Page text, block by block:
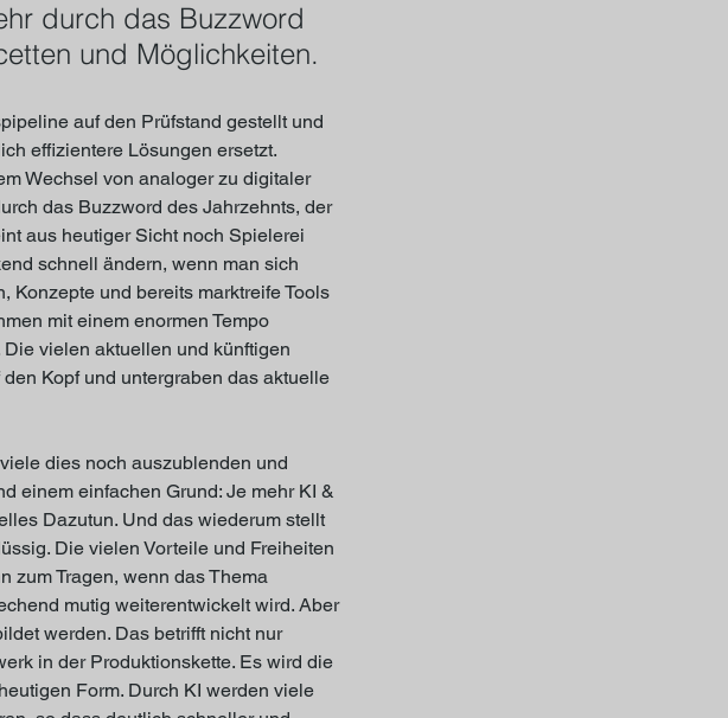
durch das Buzzword
und Möglichkeiten.
auf den Prüfstand gestellt und
effizientere Lösungen ersetzt.
Wechsel von analoger zu digitaler
das Buzzword des Jahrzehnts, der
aus heutiger Sicht noch Spielerei
schnell ändern, wenn man sich
Konzepte und bereits marktreife Tools
mit einem enormen Tempo
vielen aktuellen und künftigen
Kopf und untergraben das aktuelle
dies noch auszublenden und
einem einfachen Grund: Je mehr KI &
Dazutun. Und das wiederum stellt
Die vielen Vorteile und Freiheiten
zum Tragen, wenn das Thema
mutig weiterentwickelt wird. Aber
werden. Das betrifft nicht nur
in der Produktionskette. Es wird die
Form. Durch KI werden viele